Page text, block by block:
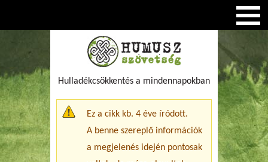
Hulladékcsökkentés a mindennapokban
Figyelmeztető üzenet
Ez a cikk kb. 4 éve íródott.
A benne szereplő információk
a megjelenés idején pontosak